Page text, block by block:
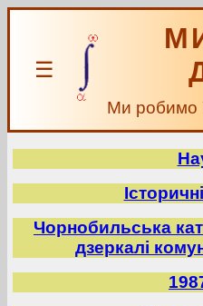
☰
Ми робимо
Чорнобильська
дзеркалі